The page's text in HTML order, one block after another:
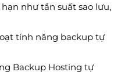
như tần suất sao lưu,
tính năng backup tự
Backup Hosting tự